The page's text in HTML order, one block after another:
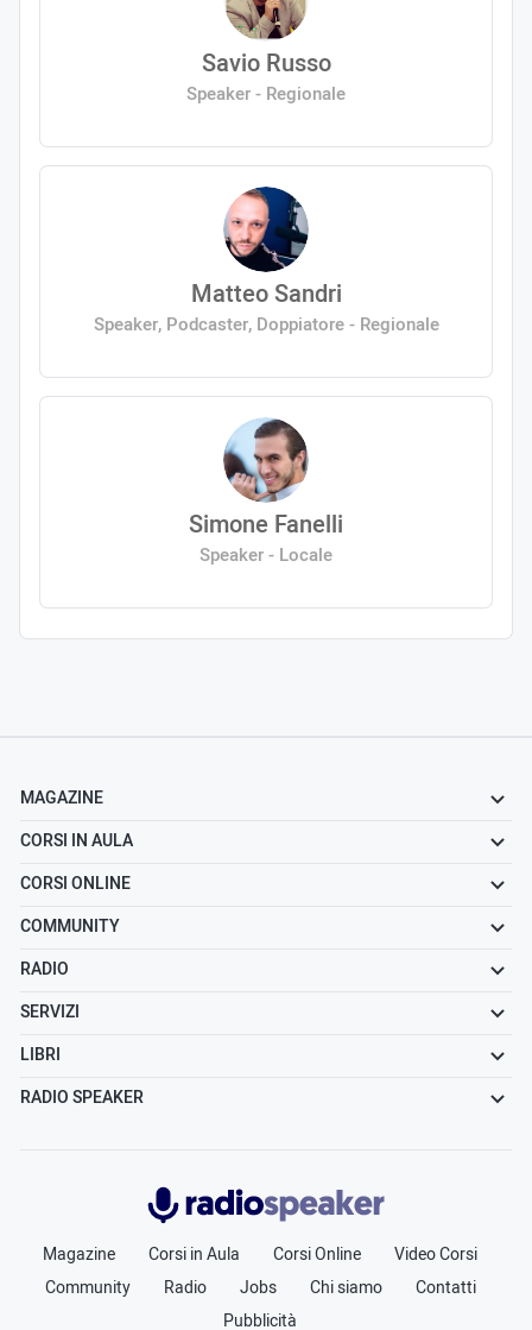
Savio Russo
Speaker - Regionale
Matteo Sandri
Speaker, Podcaster, Doppiatore - Regionale
Simone Fanelli
Speaker - Locale
MAGAZINE
CORSI IN AULA
CORSI ONLINE
COMMUNITY
RADIO
SERVIZI
LIBRI
RADIO SPEAKER
Radiospeaker.it
Magazine Corsi in Aula Corsi Online
Video Corsi
Community
Radio Jobs Chi siamo
Contatti
Pubblicità